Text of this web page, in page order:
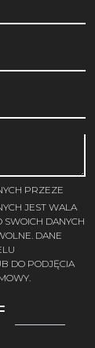
PRZEZE
JEST WALA
SWOICH DANYCH
DANE
DO PODJĘCIA